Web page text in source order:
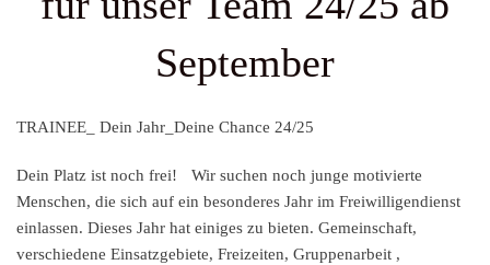
September
TRAINEE_ Dein Jahr_Deine Chance 24/25
Dein Platz ist noch frei! Wir suchen noch junge motivierte
Menschen, die sich auf ein besonderes Jahr im Freiwilligendienst
einlassen. Dieses Jahr hat einiges zu bieten. Gemeinschaft,
verschiedene Einsatzgebiete, Freizeiten, Gruppenarbeit ,